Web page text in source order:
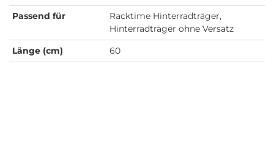
Passend für
Racktime Hinterradträger,
Hinterradträger ohne Versatz
Länge (cm)
60